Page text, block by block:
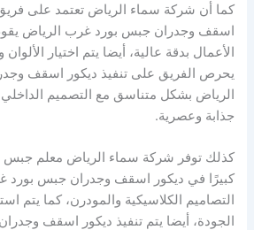
كما أن شركة سماء الرياض تعتمد على
اسقف وجدران جبس بورد غرب الرياض
الأعمال بدقة عالية، أيضا يتم اختيار الألوان
يحرص الفريق على تنفيذ ديكور اسقف
الرياض بشكل متناسق مع التصميم
جذابة وعصرية.
كذلك توفر شركة سماء الرياض معلم جبس
كبيرًا في ديكور اسقف وجدران جبس بورد
التصاميم الكلاسيكية والمودرن، كما يتم
الجودة، أيضا يتم تنفيذ ديكور اسقف